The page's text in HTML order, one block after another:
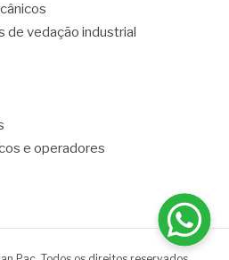
de vedação industrial
e operadores